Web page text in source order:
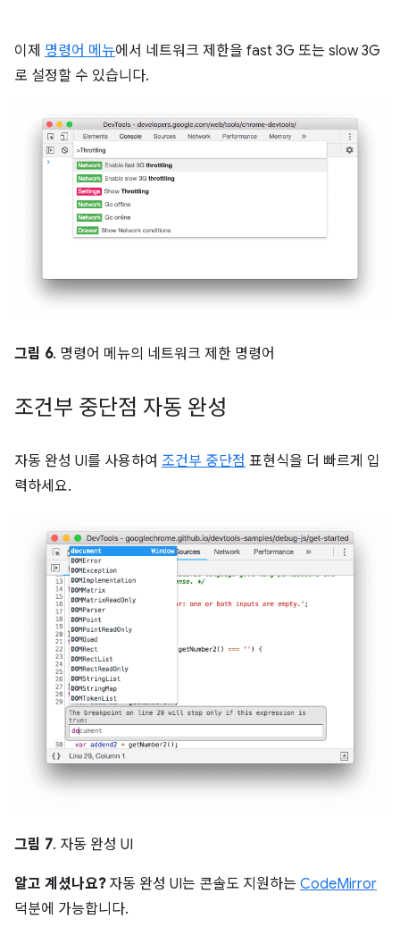
이제 명령어 메뉴에서 네트워크 제한을 fast 3G 또는 slow 3G
로 설정할 수 있습니다.
그림 6. 명령어 메뉴의 네트워크 제한 명령어
조건부 중단점 자동 완성
자동 완성 UI를 사용하여 조건부 중단점 표현식을 더 빠르게 입
력하세요.
그림 7. 자동 완성 UI
알고 계셨나요?자동 완성 UI는 콘솔도 지원하는 CodeMirror
덕분에 가능합니다.